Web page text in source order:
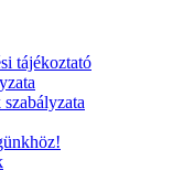
tájékoztató